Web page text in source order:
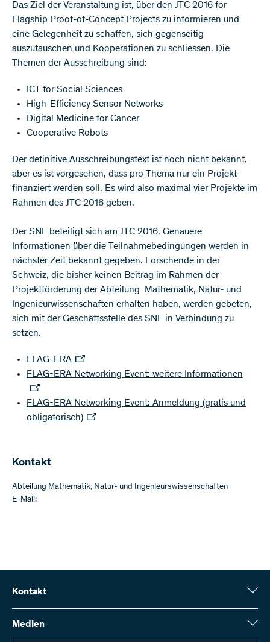
Das Ziel der Veranstaltung ist, über den JTC 2016 for
Flagship Proof-of-Concept Projects zu informieren und
eine Gelegenheit zu schaffen, sich gegenseitig
auszutauschen und Kooperationen zu schliessen. Die
Themen der Ausschreibung sind:
ICT for Social Sciences
High-Efficiency Sensor Networks
Digital Medicine for Cancer
Cooperative Robots
Der definitive Ausschreibungstext ist noch nicht bekannt,
aber es ist vorgesehen, dass pro Thema nur ein Projekt
finanziert werden soll. Es wird also maximal vier Projekte im
Rahmen des JTC 2016 geben.
Der SNF beteiligt sich am JTC 2016. Genauere
Informationen über die Teilnahmebedingungen werden in
nächster Zeit bekannt gegeben. Forschende in der
Schweiz, die bisher keinen Beitrag im Rahmen der
Projektförderung der Abteilung Mathematik, Natur- und
Ingenieurwissenschaften erhalten haben, werden gebeten,
sich mit der Geschäftsstelle des SNF in Verbindung zu
setzen.
FLAG-ERA
FLAG-ERA Networking Event: weitere Informationen
FLAG-ERA Networking Event: Anmeldung (gratis und
obligatorisch)
Kontakt
Abteilung Mathematik, Natur- und Ingenieurswissenschaften
E-Mail:
Kontakt
Schweizerischer Nationalfonds (SNF)
Wildhainweg 3
Medien